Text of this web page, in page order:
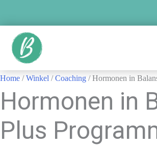
Home /Winkel /Coaching / Hormonen in
Hormonen in
Plus